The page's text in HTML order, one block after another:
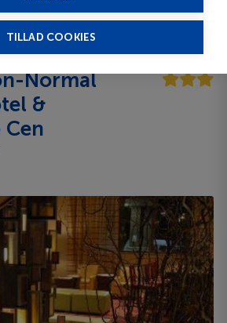
TILLAD COOKIES
Marriott Hotel & Conference Cen
Normal
&